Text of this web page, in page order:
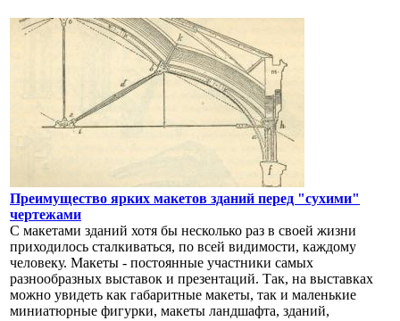
Преимущество ярких макетов зданий перед "сухими"
чертежами
С макетами зданий хотя бы несколько раз в своей жизни
приходилось сталкиваться, по всей видимости, каждому
человеку. Макеты - постоянные участники самых
разнообразных выставок и презентаций. Так, на выставках
можно увидеть как габаритные макеты, так и маленькие
миниатюрные фигурки, макеты ландшафта, зданий,